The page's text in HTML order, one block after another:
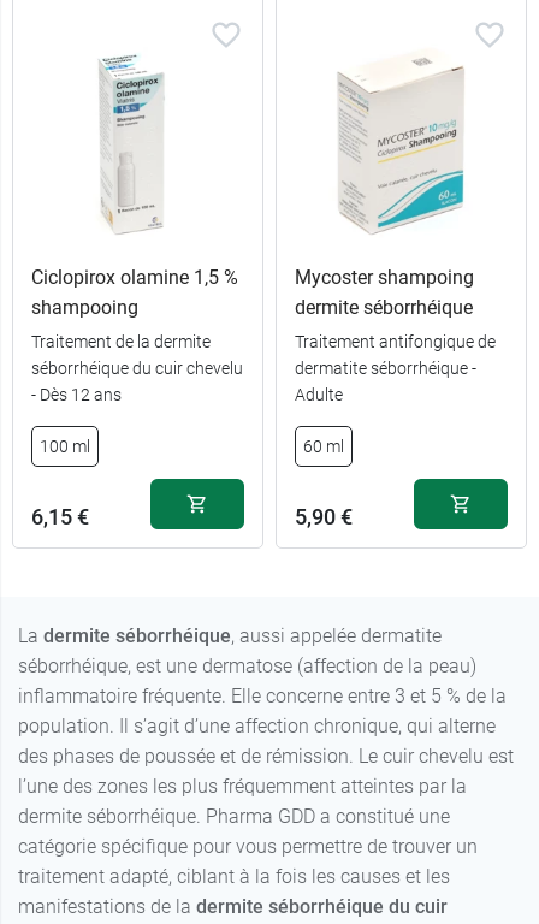
Ciclopirox olamine 1,5 %
shampooing
Traitement de la dermite
séborrhéique du cuir chevelu
- Dès 12 ans
100 ml
6,15 €
Mycoster shampoing
dermite séborrhéique
Traitement antifongique de
dermatite séborrhéique -
Adulte
60 ml
5,90 €
La dermite séborrhéique, aussi appelée dermatite
séborrhéique, est une dermatose (affection de la peau)
inflammatoire fréquente. Elle concerne entre 3 et 5 % de la
population. Il s’agit d’une affection chronique, qui alterne
des phases de poussée et de rémission. Le cuir chevelu est
l’une des zones les plus fréquemment atteintes par la
dermite séborrhéique. Pharma GDD a constitué une
catégorie spécifique pour vous permettre de trouver un
traitement adapté, ciblant à la fois les causes et les
manifestations de la dermite séborrhéique du cuir